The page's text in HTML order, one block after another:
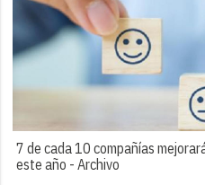
7 de cada 10 compañías
este año -Archivo